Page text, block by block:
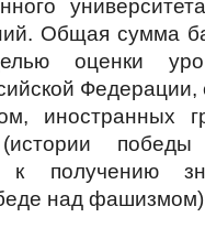
Общая сумма
оценки
Федерации,
иностранных
(истории
к получению
над